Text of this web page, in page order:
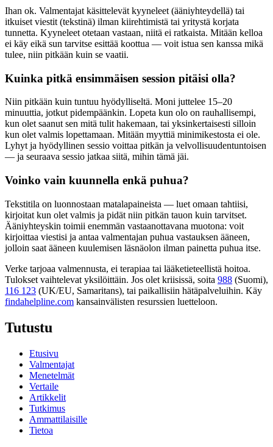
Ihan ok. Valmentajat käsittelevät kyyneleet (ääniyhteydellä) tai
itkuiset viestit (tekstinä) ilman kiirehtimistä tai yritystä korjata
tunnetta. Kyyneleet otetaan vastaan, niitä ei ratkaista. Mitään kelloa
ei käy eikä sun tarvitse esittää koottua — voit istua sen kanssa mikä
tulee, niin pitkään kuin se vaatii.
Kuinka pitkä ensimmäisen session pitäisi olla?
Niin pitkään kuin tuntuu hyödylliseltä. Moni juttelee 15–20
minuuttia, jotkut pidempäänkin. Lopeta kun olo on rauhallisempi,
kun olet saanut sen mitä tulit hakemaan, tai yksinkertaisesti silloin
kun olet valmis lopettamaan. Mitään myyttiä minimikestosta ei ole.
Lyhyt ja hyödyllinen sessio voittaa pitkän ja velvollisuudentuntoisen
— ja seuraava sessio jatkaa siitä, mihin tämä jäi.
Voinko vain kuunnella enkä puhua?
Tekstitila on luonnostaan matalapaineista — luet omaan tahtiisi,
kirjoitat kun olet valmis ja pidät niin pitkän tauon kuin tarvitset.
Ääniyhteyskin toimii enemmän vastaanottavana muotona: voit
kirjoittaa viestisi ja antaa valmentajan puhua vastauksen ääneen,
jolloin saat ääneen kuulemisen läsnäolon ilman painetta puhua itse.
Verke tarjoaa valmennusta, ei terapiaa tai lääketieteellistä hoitoa.
Tulokset vaihtelevat yksilöittäin. Jos olet kriisissä, soita 988 (Suomi),
116 123 (UK/EU, Samaritans), tai paikallisiin hätäpalveluihin. Käy
findahelpline.com kansainvälisten resurssien luetteloon.
Tutustu
Etusivu
Valmentajat
Menetelmät
Vertaile
Artikkelit
Tutkimus
Ammattilaisille
Tietoa